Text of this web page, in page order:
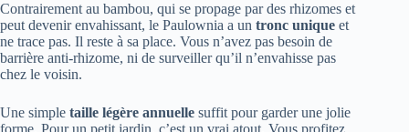
Contrairement au bambou, qui se propage par des rhizomes et
peut devenir envahissant, le Paulownia a un tronc unique et
ne trace pas. Il reste à sa place. Vous n’avez pas besoin de
barrière anti-rhizome, ni de surveiller qu’il n’envahisse pas
chez le voisin.
Une simple taille légère annuelle suffit pour garder une jolie
forme. Pour un petit jardin, c’est un vrai atout. Vous profitez